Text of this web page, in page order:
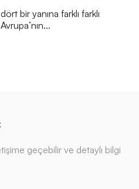
bir yanına farklı farklı
geçebilir ve detaylı bilgi